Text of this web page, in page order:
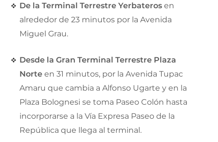
De la Terminal Terrestre Yerbateros en
alrededor de 23 minutos por la Avenida
Miguel Grau.
Desde la Gran Terminal Terrestre Plaza
Norte en 31 minutos, por la Avenida Tupac
Amaru que cambia a Alfonso Ugarte y en la
Plaza Bolognesi se toma Paseo Colón hasta
incorporarse a la Vía Expresa Paseo de la
República que llega al terminal.